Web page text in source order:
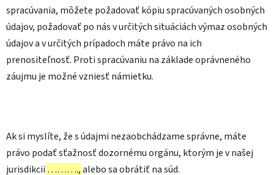
spracúvania, môžete požadovať kópiu spracúvaných osobných
údajov, požadovať po nás v určitých situáciách výmaz osobných
údajov a v určitých prípadoch máte právo na ich
prenositeľnosť. Proti spracúvaniu na základe oprávneného
záujmu je možné vzniesť námietku.
Ak si myslíte, že s údajmi nezaobchádzame správne, máte
právo podať sťažnosť dozornému orgánu, ktorým je v našej
jurisdikcii ……….,alebo sa obrátiť na súd.